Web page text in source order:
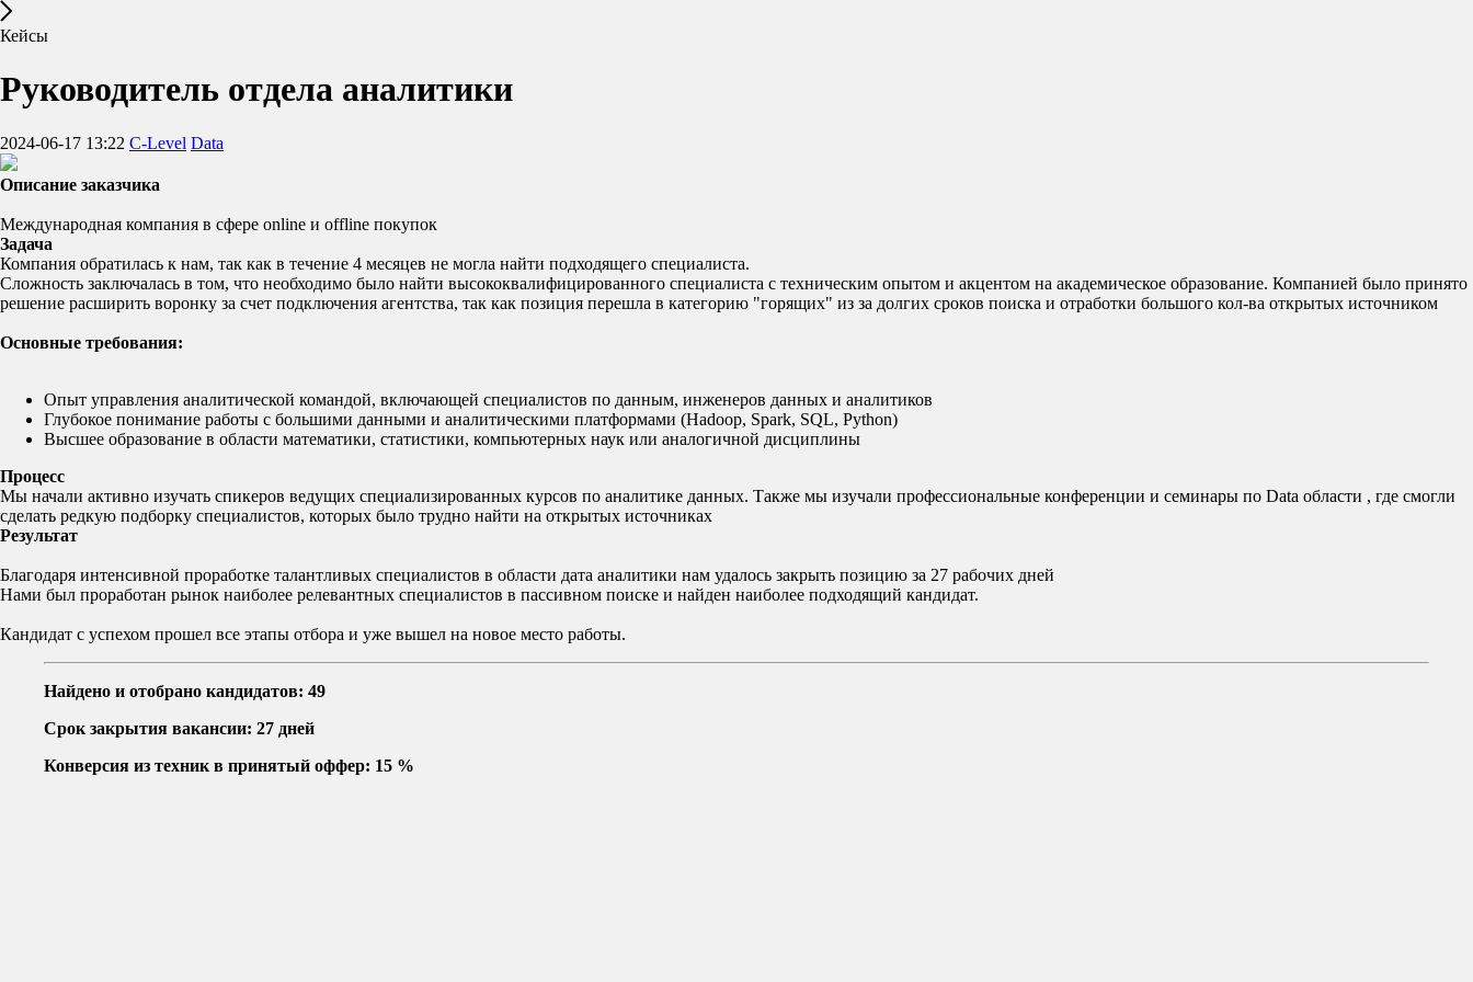
Кейсы
Руководитель отдела аналитики
2024-06-17 13:22 C-Level Data
Описание заказчика
Международная компания в сфере online и offline покупок
Задача
Компания обратилась к нам, так как в течение 4 месяцев не могла найти подходящего специалиста.
Сложность заключалась в том, что необходимо было найти высококвалифицированного специалиста с техническим опытом и акцентом на академическое образование. Компанией было принято
решение расширить воронку за счет подключения агентства, так как позиция перешла в категорию "горящих" из за долгих сроков поиска и отработки большого кол-ва открытых источником
Основные требования:
Опыт управления аналитической командой, включающей специалистов по данным, инженеров данных и аналитиков
Глубокое понимание работы с большими данными и аналитическими платформами (Hadoop, Spark, SQL, Python)
Высшее образование в области математики, статистики, компьютерных наук или аналогичной дисциплины
Процесс
Мы начали активно изучать спикеров ведущих специализированных курсов по аналитике данных. Также мы изучали профессиональные конференции и семинары по Data области , где смогли
сделать редкую подборку специалистов, которых было трудно найти на открытых источниках
Результат
Благодаря интенсивной проработке талантливых специалистов в области дата аналитики нам удалось закрыть позицию за 27 рабочих дней
Нами был проработан рынок наиболее релевантных специалистов в пассивном поиске и найден наиболее подходящий кандидат.
Кандидат с успехом прошел все этапы отбора и уже вышел на новое место работы.
Найдено и отобрано кандидатов: 49
Срок закрытия вакансии: 27 дней
Конверсия из техник в принятый оффер: 15 %